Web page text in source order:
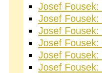
Josef
Josef
Josef
Josef
Josef
Josef